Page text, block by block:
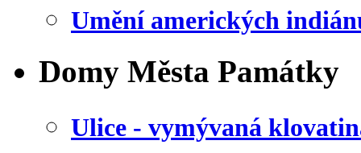
Umění amerických
Domy Města Památky
Ulice - vymývaná